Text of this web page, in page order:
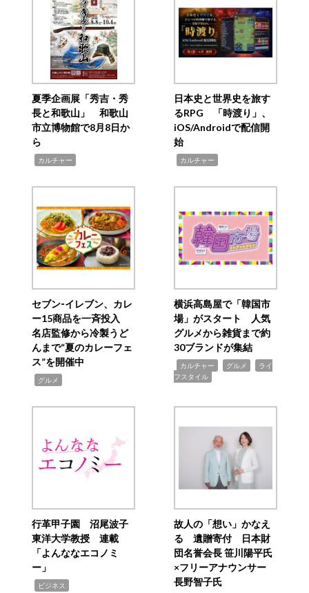
夏季企画展「秀吉・秀
長と和歌山」 和歌山
市立博物館で8月8日か
ら
カルチャー
日本史と世界史を旅す
るRPG 「時渡り」、
iOS/Androidで配信開
始
カルチャー
セブン‐イレブン、カレ
ー15商品を一斉投入
名店監修から冷製うど
んまで“夏のカレーフェ
ス”を開催中
グルメ
横浜高島屋で「韓国市
場」がスタート 人気
グルメから雑貨まで約
30ブランドが集結
カルチャー グルメ
ライ
フスタイル
行革甲子園 沼尾波子
東洋大学教授 連載
「よんななエコノミ
ー」
ビジネス
故人の「想い」かなえ
る 遺贈寄付 日本財
団名誉会長 笹川陽平氏
×フリーアナウンサー
長野智子氏